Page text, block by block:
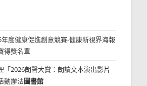
年度健康促進創意競賽-健康新視界海報
得獎名單
「2026朗聲大賞：朗讀文本演出影片
動辦法圖書館